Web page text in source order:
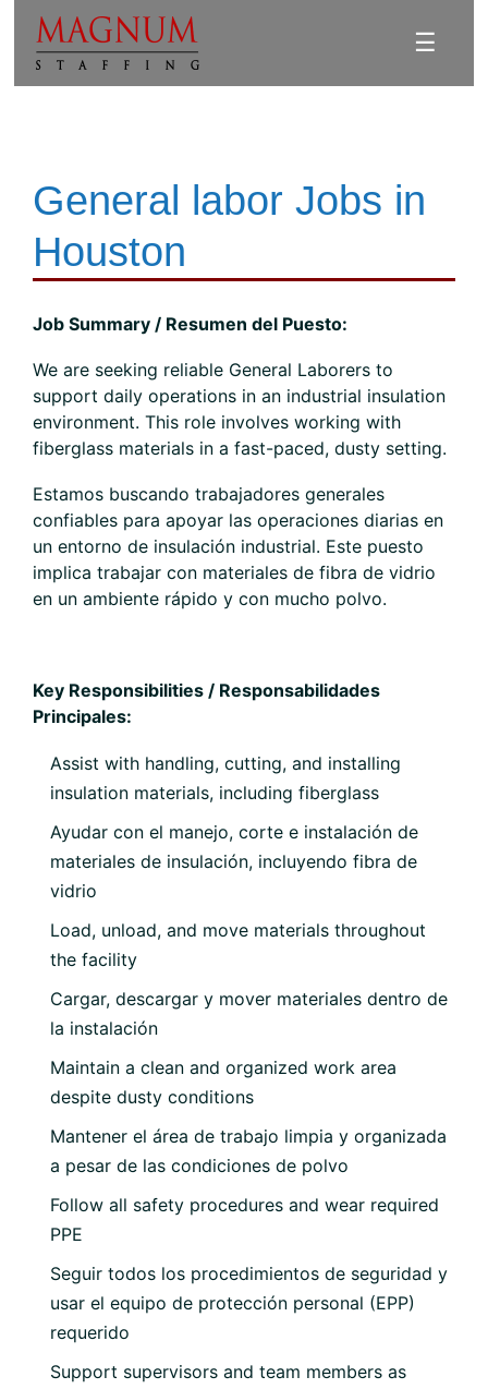
☰
General labor Jobs in
Houston
Job Summary / Resumen del Puesto:
We are seeking reliable General Laborers to
support daily operations in an industrial insulation
environment. This role involves working with
fiberglass materials in a fast-paced, dusty setting.
Estamos buscando trabajadores generales
confiables para apoyar las operaciones diarias en
un entorno de insulación industrial. Este puesto
implica trabajar con materiales de fibra de vidrio
en un ambiente rápido y con mucho polvo.
Key Responsibilities / Responsabilidades
Principales:
Assist with handling, cutting, and installing
insulation materials, including fiberglass
Ayudar con el manejo, corte e instalación de
materiales de insulación, incluyendo fibra de
vidrio
Load, unload, and move materials throughout
the facility
Cargar, descargar y mover materiales dentro de
la instalación
Maintain a clean and organized work area
despite dusty conditions
Mantener el área de trabajo limpia y organizada
a pesar de las condiciones de polvo
Follow all safety procedures and wear required
PPE
Seguir todos los procedimientos de seguridad y
usar el equipo de protección personal (EPP)
requerido
Support supervisors and team members as